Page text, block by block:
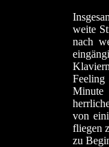
weite
nach
Feeling
Minute
von
fliegen
zu